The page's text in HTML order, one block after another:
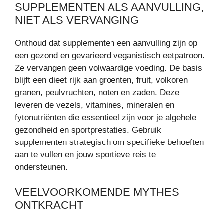
SUPPLEMENTEN ALS AANVULLING,
NIET ALS VERVANGING
Onthoud dat supplementen een aanvulling zijn op
een gezond en gevarieerd veganistisch eetpatroon.
Ze vervangen geen volwaardige voeding. De basis
blijft een dieet rijk aan groenten, fruit, volkoren
granen, peulvruchten, noten en zaden. Deze
leveren de vezels, vitamines, mineralen en
fytonutriënten die essentieel zijn voor je algehele
gezondheid en sportprestaties. Gebruik
supplementen strategisch om specifieke behoeften
aan te vullen en jouw sportieve reis te
ondersteunen.
VEELVOORKOMENDE MYTHES
ONTKRACHT